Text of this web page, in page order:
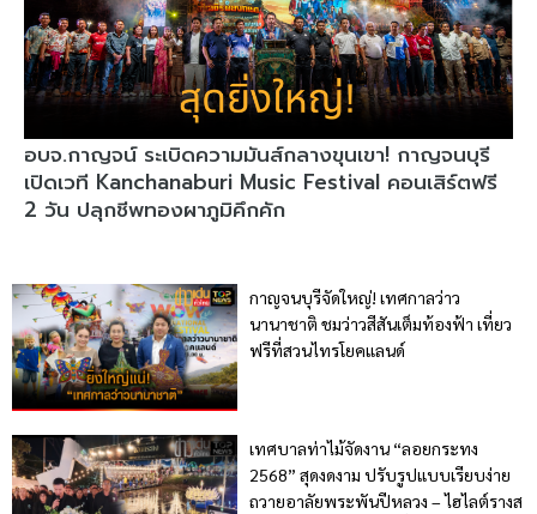
อบจ.กาญจน์ ระเบิดความมันส์กลางขุนเขา! กาญจนบุรี
เปิดเวที Kanchanaburi Music Festival คอนเสิร์ตฟรี
2 วัน ปลุกชีพทองผาภูมิคึกคัก
กาญจนบุรีจัดใหญ่! เทศกาลว่าว
นานาชาติ ชมว่าวสีสันเต็มท้องฟ้า เที่ยว
ฟรีที่สวนไทรโยคแลนด์
เทศบาลท่าไม้จัดงาน “ลอยกระทง
2568” สุดงดงาม ปรับรูปแบบเรียบง่าย
ถวายอาลัยพระพันปีหลวง – ไฮไลต์รางส